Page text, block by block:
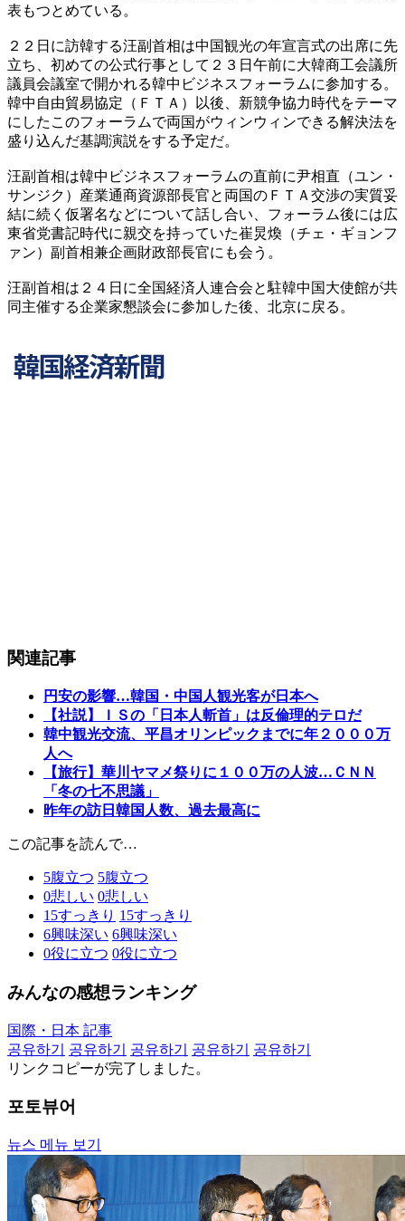
表もつとめている。
２２日に訪韓する汪副首相は中国観光の年宣言式の出席に先
立ち、初めての公式行事として２３日午前に大韓商工会議所
議員会議室で開かれる韓中ビジネスフォーラムに参加する。
韓中自由貿易協定（ＦＴＡ）以後、新競争協力時代をテーマ
にしたこのフォーラムで両国がウィンウィンできる解決法を
盛り込んだ基調演説をする予定だ。
汪副首相は韓中ビジネスフォーラムの直前に尹相直（ユン・
サンジク）産業通商資源部長官と両国のＦＴＡ交渉の実質妥
結に続く仮署名などについて話し合い、フォーラム後には広
東省党書記時代に親交を持っていた崔炅煥（チェ・ギョンフ
ァン）副首相兼企画財政部長官にも会う。
汪副首相は２４日に全国経済人連合会と駐韓中国大使館が共
同主催する企業家懇談会に参加した後、北京に戻る。
関連記事
円安の影響…韓国・中国人観光客が日本へ
【社説】ＩＳの「日本人斬首」は反倫理的テロだ
韓中観光交流、平昌オリンピックまでに年２０００万
人へ
【旅行】華川ヤマメ祭りに１００万の人波…ＣＮＮ
「冬の七不思議」
昨年の訪日韓国人数、過去最高に
この記事を読んで…
5腹立つ 5腹立つ
0悲しい 0悲しい
15すっきり 15すっきり
6興味深い 6興味深い
0役に立つ 0役に立つ
みんなの感想ランキング
国際・日本 記事
공유하기
공유하기 공유하기 공유하기
공유하기
リンクコピーが完了しました。
포토뷰어
뉴스 메뉴 보기